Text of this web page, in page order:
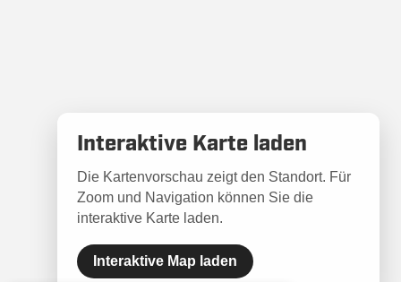
Interaktive Karte laden
Die Kartenvorschau zeigt den Standort. Für
Zoom und Navigation können Sie die
interaktive Karte laden.
Interaktive Map laden